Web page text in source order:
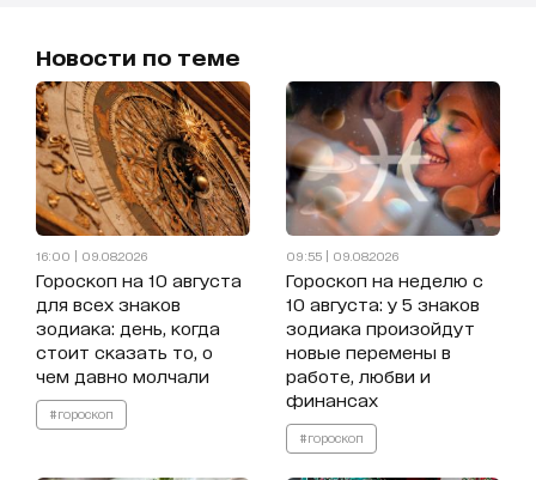
Новости по теме
16:00 | 09.08.2026
Гороскоп на 10 августа
для всех знаков
зодиака: день, когда
стоит сказать то, о
чем давно молчали
#гороскоп
09:55 | 09.08.2026
Гороскоп на неделю с
10 августа: у 5 знаков
зодиака произойдут
новые перемены в
работе, любви и
финансах
#гороскоп